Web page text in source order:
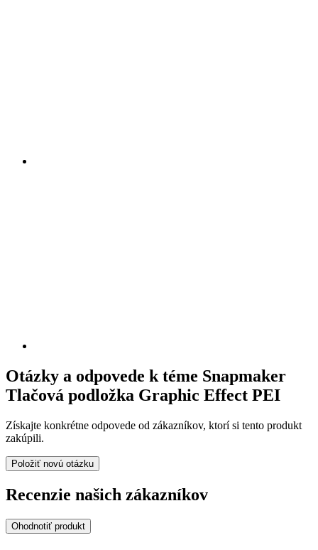
Otázky a odpovede k téme Snapmaker
Tlačová podložka Graphic Effect PEI
Získajte konkrétne odpovede od zákazníkov, ktorí si tento produkt
zakúpili.
Položiť novú otázku
Recenzie našich zákazníkov
Ohodnotiť produkt